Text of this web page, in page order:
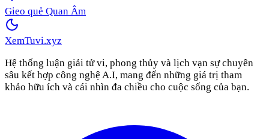
Gieo quẻ Quan Âm
XemTuvi.xyz
Hệ thống luận giải tử vi, phong thủy và lịch vạn sự chuyên
sâu kết hợp công nghệ A.I, mang đến những giá trị tham
khảo hữu ích và cái nhìn đa chiều cho cuộc sống của bạn.